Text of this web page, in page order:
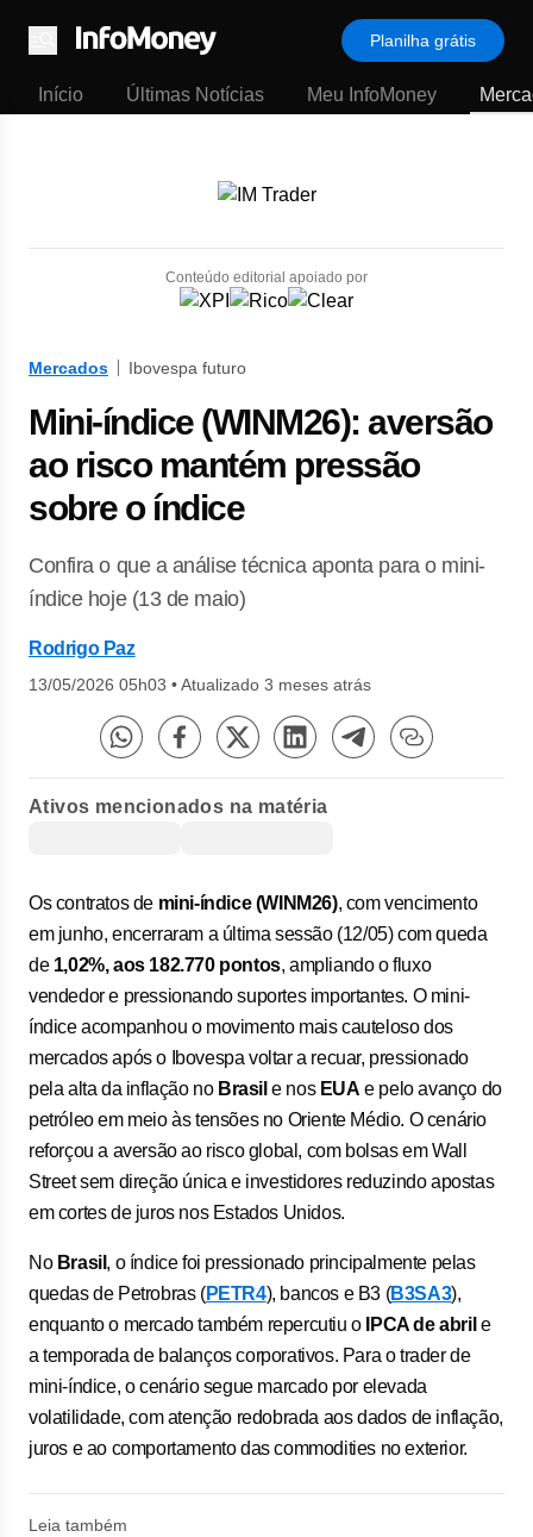
Menu
Planilha grátis
Início Últimas Notícias Meu InfoMoney
Conteúdo editorial apoiado por
Mercados Ibovespa futuro
Mini-índice (WINM26): aversão
ao risco mantém pressão
sobre o índice
Confira o que a análise técnica aponta para o mini-
índice hoje (13 de maio)
Rodrigo Paz
13/05/2026 05h03 •Atualizado 3 meses atrás
Ativos mencionados na matéria
Os contratos de mini-índice (WINM26), com vencimento
em junho, encerraram a última sessão (12/05) com queda
de 1,02%, aos 182.770 pontos, ampliando o fluxo
vendedor e pressionando suportes importantes. O mini-
índice acompanhou o movimento mais cauteloso dos
mercados após o Ibovespa voltar a recuar, pressionado
pela alta da inflação no Brasil e nos EUA e pelo avanço do
petróleo em meio às tensões no Oriente Médio. O cenário
reforçou a aversão ao risco global, com bolsas em Wall
Street sem direção única e investidores reduzindo apostas
em cortes de juros nos Estados Unidos.
No Brasil , o índice foi pressionado principalmente pelas
quedas de Petrobras (PETR4), bancos e B3 (B3SA3),
enquanto o mercado também repercutiu o IPCA de abril e
a temporada de balanços corporativos. Para o trader de
mini-índice, o cenário segue marcado por elevada
volatilidade, com atenção redobrada aos dados de inflação,
juros e ao comportamento das commodities no exterior.
Leia também